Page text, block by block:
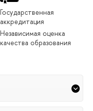
Государственная
аккредитация
Независимая оценка
качества образования